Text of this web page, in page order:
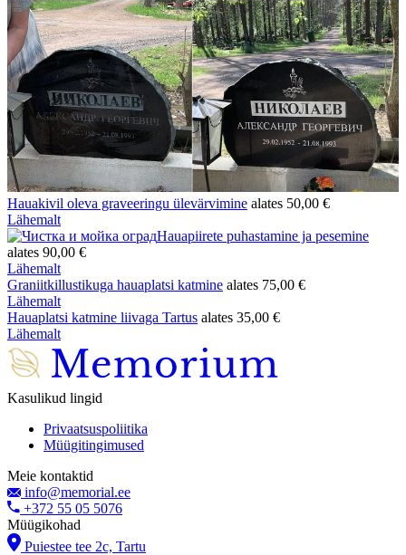
Hauakivil oleva graveeringu ülevärvimine alates 50,00 €
Lähemalt
Hauapiirete puhastamine ja pesemine
alates 90,00 €
Lähemalt
Graniitkillustikuga hauaplatsi katmine alates 75,00 €
Lähemalt
Hauaplatsi katmine liivaga Tartus alates 35,00 €
Lähemalt
Kasulikud lingid
Privaatsuspoliitika
Müügitingimused
Meie kontaktid
info@memorial.ee
+372 55 05 5076
Müügikohad
Puiestee tee 2c, Tartu